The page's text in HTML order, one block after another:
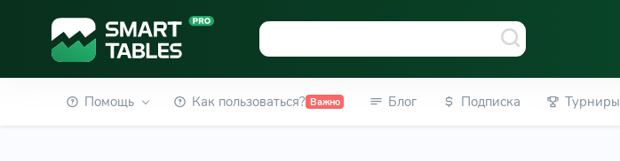
Помощь Как пользоваться? Важно Блог Подписка Турниры